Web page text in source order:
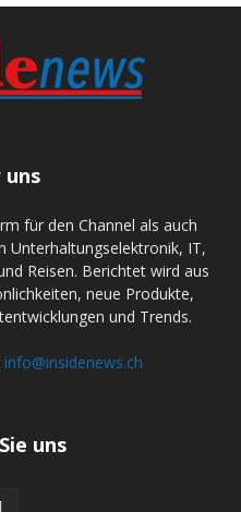
uns
für den Channel als auch
Unterhaltungselektronik, IT,
Reisen. Berichtet wird aus
neue Produkte,
und Trends.
info@insidenews.ch
uns